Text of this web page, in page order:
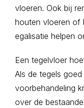
vloeren. Ook bij
houten vloeren of
egalisatie helpen
Een tegelvloer
Als de tegels
voorbehandeling
over de